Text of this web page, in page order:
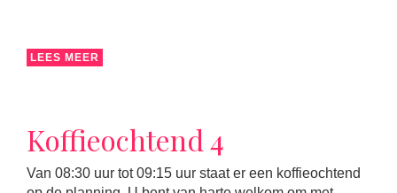
LEES MEER
Koffieochtend 4
Van 08:30 uur tot 09:15 uur staat er een koffieochtend